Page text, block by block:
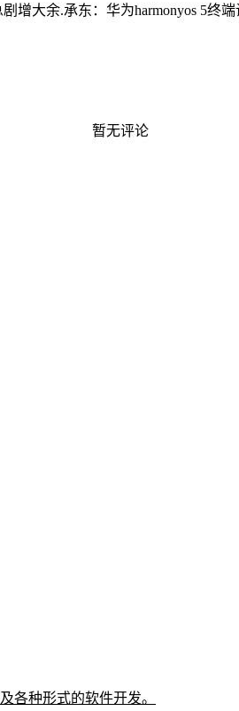
剧增大余.承东：华为harmonyos 5终端
暂无评论
各种形式的软件开发。